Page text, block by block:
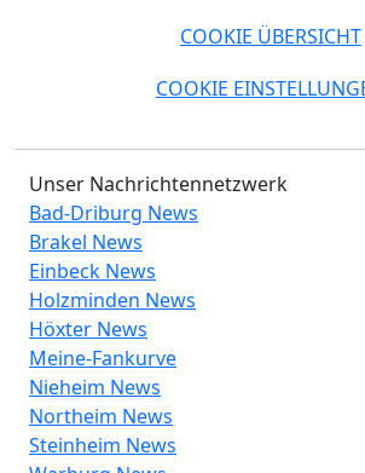
COOKIE ÜBERSICHT
COOKIE
Unser Nachrichtennetzwerk
Bad-Driburg News
Brakel News
Einbeck News
Holzminden News
Höxter News
Meine-Fankurve
Nieheim News
Northeim News
Steinheim News